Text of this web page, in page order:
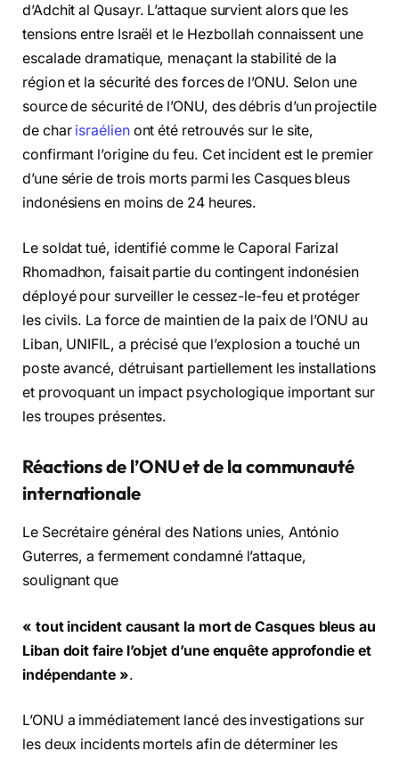
d’Adchit al Qusayr. L’attaque survient alors que les
tensions entre Israël et le Hezbollah connaissent une
escalade dramatique, menaçant la stabilité de la
région et la sécurité des forces de l’ONU. Selon une
source de sécurité de l’ONU, des débris d’un projectile
de char israélienont été retrouvés sur le site,
confirmant l’origine du feu. Cet incident est le premier
d’une série de trois morts parmi les Casques bleus
indonésiens en moins de 24 heures.
Le soldat tué, identifié comme le Caporal Farizal
Rhomadhon, faisait partie du contingent indonésien
déployé pour surveiller le cessez-le-feu et protéger
les civils. La force de maintien de la paix de l’ONU au
Liban, UNIFIL, a précisé que l’explosion a touché un
poste avancé, détruisant partiellement les installations
et provoquant un impact psychologique important sur
les troupes présentes.
Réactions de l’ONU et de la communauté
internationale
Le Secrétaire général des Nations unies, António
Guterres, a fermement condamné l’attaque,
soulignant que
« tout incident causant la mort de Casques bleus au
Liban doit faire l’objet d’une enquête approfondie et
indépendante ».
L’ONU a immédiatement lancé des investigations sur
les deux incidents mortels afin de déterminer les